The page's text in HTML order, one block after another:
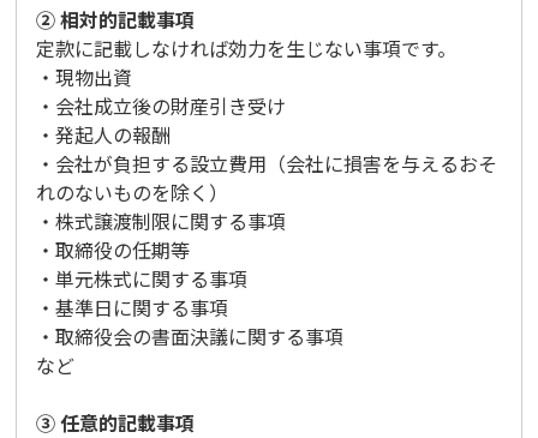
② 相対的記載事項
定款に記載しなければ効力を生じない事項です。
・現物出資
・会社成立後の財産引き受け
・発起人の報酬
・会社が負担する設立費用（会社に損害を与えるおそ
れのないものを除く）
・株式譲渡制限に関する事項
・取締役の任期等
・単元株式に関する事項
・基準日に関する事項
・取締役会の書面決議に関する事項
など
③ 任意的記載事項